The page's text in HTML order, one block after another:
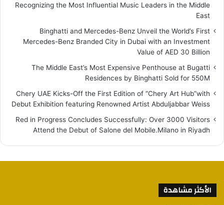
Recognizing the Most Influential Music Leaders in the Middle
East
Binghatti and Mercedes-Benz Unveil the World’s First
Mercedes-Benz Branded City in Dubai with an Investment
Value of AED 30 Billion
The Middle East’s Most Expensive Penthouse at Bugatti
Residences by Binghatti Sold for 550M
Chery UAE Kicks-Off the First Edition of “Chery Art Hub”with
Debut Exhibition featuring Renowned Artist Abduljabbar Weiss
Red in Progress Concludes Successfully: Over 3000 Visitors
Attend the Debut of Salone del Mobile.Milano in Riyadh
الأكثر مشاهدة